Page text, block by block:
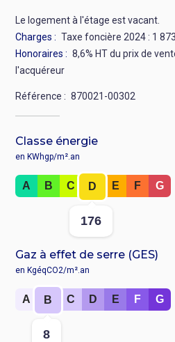
Le logement à l'étage est vacant.
Charges
Taxe foncière 2024 : 1
Honoraires
8,6% HT du prix de
l'acquéreur
Référence 870021-00302
Classe énergie
en KWhgp/m².an
Rang
:
A B C D E F G
176
Gaz à effet de serre (GES)
en KgéqCO2/m².an
Rang
A B C D E F G
8